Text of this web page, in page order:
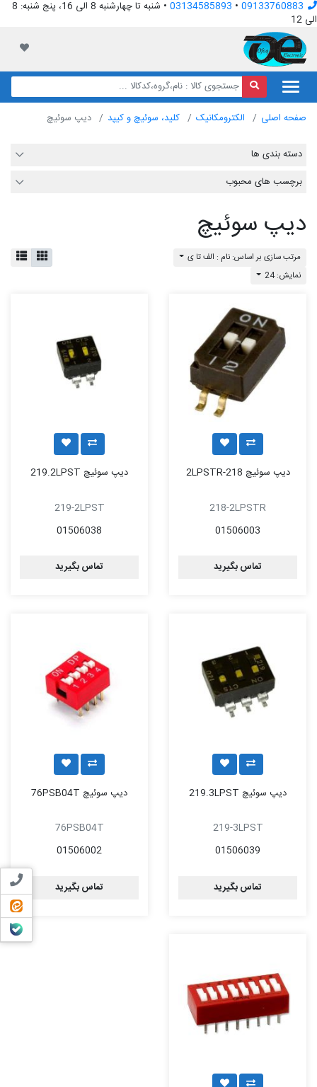
09133760883
•
03134585893
• شنبه تا چهارشنبه 8 الی 16، پنج شنبه: 8
الی 12
لیست
تماس
ایتا
بله
صفحه اصلی الکترومکانیک کلید، سوئیچ و کیپد دیپ سوئیچ
دسته بندی ها
برچسب های محبوب
دیپ سوئیچ
مرتب سازی بر اساس: نام : الف تا ی
نمایش: 24
دیپ سوئیچ 218-2LPSTR
218-2LPSTR
01506003
تماس بگیرید
دیپ سوئیچ 219.2LPST
219-2LPST
01506038
تماس بگیرید
دیپ سوئیچ 219.3LPST
219-3LPST
01506039
تماس بگیرید
دیپ سوئیچ 76PSB04T
76PSB04T
01506002
تماس بگیرید